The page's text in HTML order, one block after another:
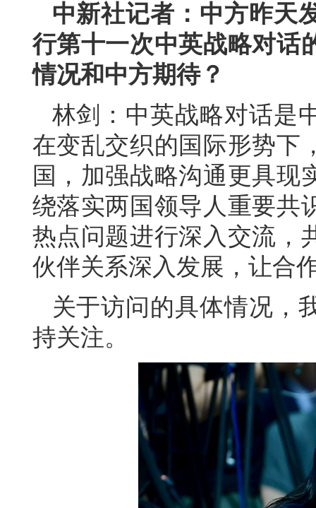
中新社记者：中方昨天
行第十一次中英战略对话
情况和中方期待？
林剑：中英战略对话是
在变乱交织的国际形势下
国，加强战略沟通更具现
绕落实两国领导人重要共
热点问题进行深入交流，
伙伴关系深入发展，让合
关于访问的具体情况，
持关注。